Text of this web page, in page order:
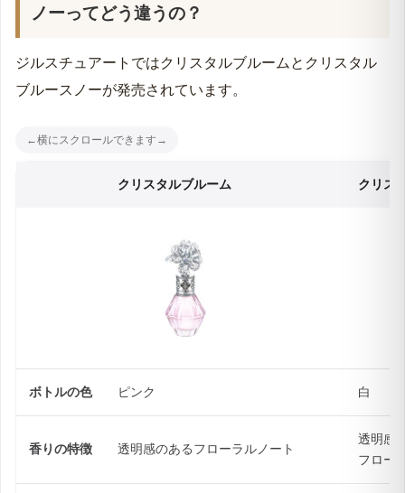
ノーってどう違うの？
ジルスチュアートではクリスタルブルームとクリスタル
ブルースノーが発売されています。
クリスタルブルーム クリス
ボトルの色 ピンク 白
香りの特徴 透明感のあるフローラルノート
透明感
フロー